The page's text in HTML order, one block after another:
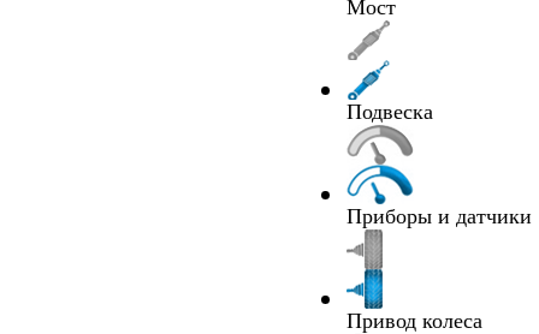
Мост
Подвеска
Приборы и датчики
Привод колеса